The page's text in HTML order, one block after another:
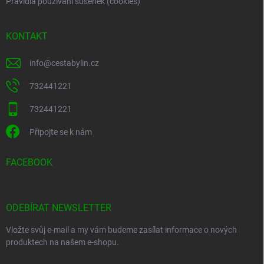
KONTAKT
info@cestabylin.cz
732441221
732441221
Připojte se k nám
FACEBOOK
ODEBÍRAT NEWSLETTER
Vložte svůj e-mail a my vám budeme zasílat informace o nových
produktech na našem e-shopu.